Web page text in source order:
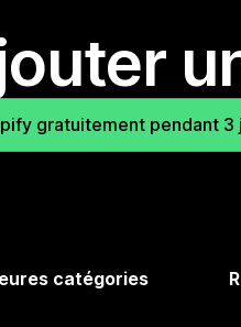
gratuitement pendant 3
catégories